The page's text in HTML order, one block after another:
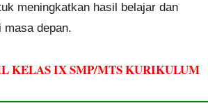
meningkatkan hasil belajar dan
masa depan.
KELAS IX SMP/MTS KURIKULUM